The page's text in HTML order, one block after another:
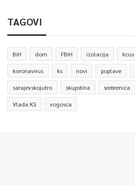
TAGOVI
BiH dom FBiH izolacija kcus
koronavirus ks novi poplave
sarajevskojutro skupstina srebrenica
Vlada KS vogosca